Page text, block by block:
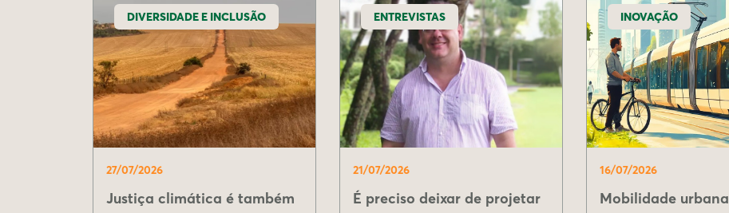
DIVERSIDADE E INCLUSÃO
27/07/2026
Justiça climática é também
ENTREVISTAS
21/07/2026
É preciso deixar de projetar
INOVAÇÃO
16/07/2026
Mobilidade urbana